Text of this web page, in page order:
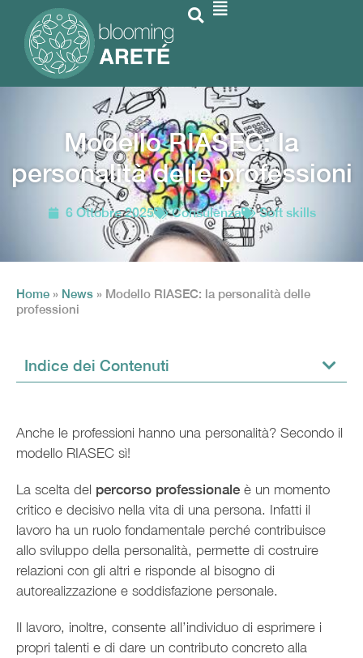
Modello RIASEC: la
personalità delle professioni
6 Ottobre 2025 Consulenza Soft skills
Home » News » Modello RIASEC: la personalità delle
professioni
Indice dei Contenuti
Anche le professioni hanno una personalità? Secondo il
modello RIASEC sì!
La scelta del percorso professionale è un momento
critico e decisivo nella vita di una persona. Infatti il
lavoro ha un ruolo fondamentale perché contribuisce
allo sviluppo della personalità, permette di costruire
relazioni con gli altri e risponde al bisogno di
autorealizzazione e soddisfazione personale.
Il lavoro, inoltre, consente all’individuo di esprimere i
propri talenti e di dare un contributo concreto alla